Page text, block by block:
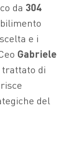
da 304
e i
Gabriele
trattato di
del